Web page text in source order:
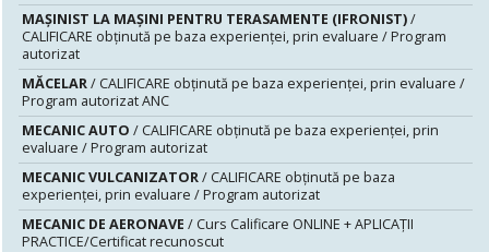
MAŞINIST LA MAŞINI PENTRU TERASAMENTE (IFRONIST)/
CALIFICARE obținută pe baza experienței, prin evaluare / Program
autorizat
MĂCELAR/ CALIFICARE obținută pe baza experienței, prin evaluare /
Program autorizat ANC
MECANIC AUTO / CALIFICARE obținută pe baza experienței, prin
evaluare / Program autorizat
MECANIC VULCANIZATOR/ CALIFICARE obținută pe baza
experienței, prin evaluare / Program autorizat
MECANIC DE AERONAVE / Curs Calificare ONLINE + APLICAȚII
PRACTICE/Certificat recunoscut